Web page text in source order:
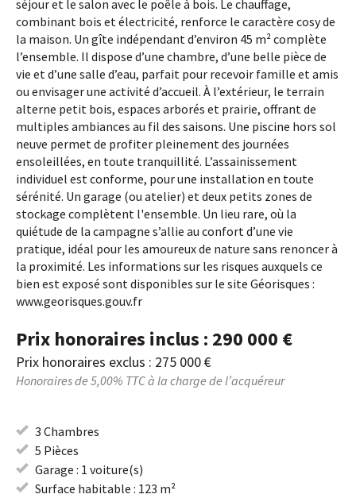
séjour et le salon avec le poêle à bois. Le chauffage,
combinant bois et électricité, renforce le caractère cosy de
la maison. Un gîte indépendant d’environ 45 m² complète
l’ensemble. Il dispose d’une chambre, d’une belle pièce de
vie et d’une salle d’eau, parfait pour recevoir famille et amis
ou envisager une activité d’accueil. À l’extérieur, le terrain
alterne petit bois, espaces arborés et prairie, offrant de
multiples ambiances au fil des saisons. Une piscine hors sol
neuve permet de profiter pleinement des journées
ensoleillées, en toute tranquillité. L’assainissement
individuel est conforme, pour une installation en toute
sérénité. Un garage (ou atelier) et deux petits zones de
stockage complètent l'ensemble. Un lieu rare, où la
quiétude de la campagne s’allie au confort d’une vie
pratique, idéal pour les amoureux de nature sans renoncer à
la proximité. Les informations sur les risques auxquels ce
bien est exposé sont disponibles sur le site Géorisques :
www.georisques.gouv.fr
Prix honoraires inclus : 290 000 €
Prix honoraires exclus : 275 000 €
Honoraires de 5,00% TTC à la charge de l’acquéreur
3 Chambres
5 Pièces
Garage : 1 voiture(s)
Surface habitable : 123 m²